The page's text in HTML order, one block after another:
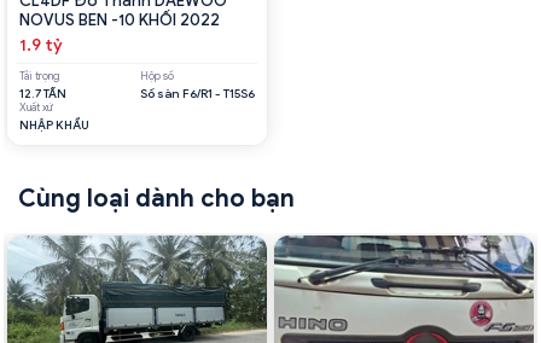
NOVUS BEN -10 KHỐI 2022
1.9 tỷ
Tải trọng
12.7 TẤN
Hộp số
Số sàn F6/R1 - T15S6
Xuất xứ
NHẬP KHẨU
Cùng loại dành cho bạn